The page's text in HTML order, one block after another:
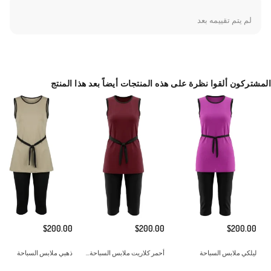
tam set olarak sunulmaktadır. Klorlu su ve deniz tuzuna karşı dayanıklı yapısı, uzun
duyduğu işlevsellik ve estetiği bir araya getiren bu koleksiyon parçasını, uygun
aksesuarlarla tamamlayarak stilinizi plajlara taşıyabilirsiniz. Düşük ısıda yıkanması ve
direkt güneş ışığına maruz bırakılmadan kurutulması önerilir.ankeninin Ölçüleri: Beden
38, Boy 177 cm, Göğüs 90 cm, Bel 70 cm, Basen 98 cm
Made in Türkiye
لم يتم تقييمه بعد
المشتركون ألقوا نظرة على هذه المنتجات أيضاً بعد هذا المنتج
$200.00
ليلكي ملابس السباحة
$200.00
أحمر كلاريت ملابس السباحة...
$200.00
ذهبي ملابس السباحة